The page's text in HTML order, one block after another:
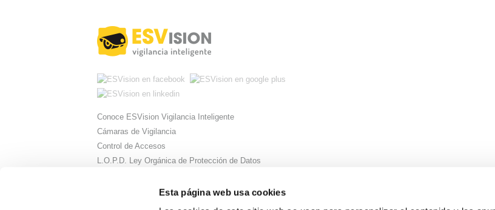
Esta página web usa cookies
Conoce ESVision Vigilancia Inteligente
Cámaras de Vigilancia
Control de Accesos
L.O.P.D. Ley Orgánica de Protección de Datos
Rondas de Videovigilancia